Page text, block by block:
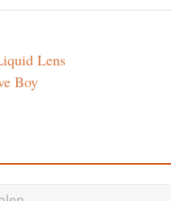
Lens
Boy